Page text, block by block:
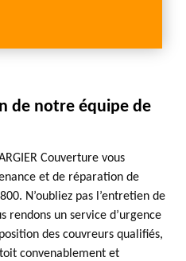
de notre équipe de
Couverture vous
et de réparation de
N’oubliez pas l’entretien de
rendons un service d’urgence
des couvreurs qualifiés,
convenablement et